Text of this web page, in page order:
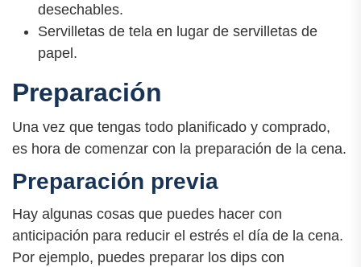
desechables.
Servilletas de tela en lugar de servilletas de
papel.
Preparación
Una vez que tengas todo planificado y comprado,
es hora de comenzar con la preparación de la cena.
Preparación previa
Hay algunas cosas que puedes hacer con
anticipación para reducir el estrés el día de la cena.
Por ejemplo, puedes preparar los dips con